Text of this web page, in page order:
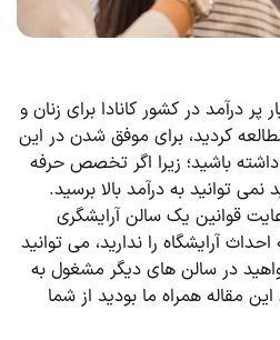
درآمد در کشور کانادا برای زنان و
کردید، برای موفق شدن در این
باشید؛ زیرا اگر تخصص حرفه
توانید به درآمد بالا برسید.
قوانین یک سالن آرایشگری
آرایشگاه را ندارید، می توانید
در سالن های دیگر مشغول به
مقاله همراه ما بودید از شما